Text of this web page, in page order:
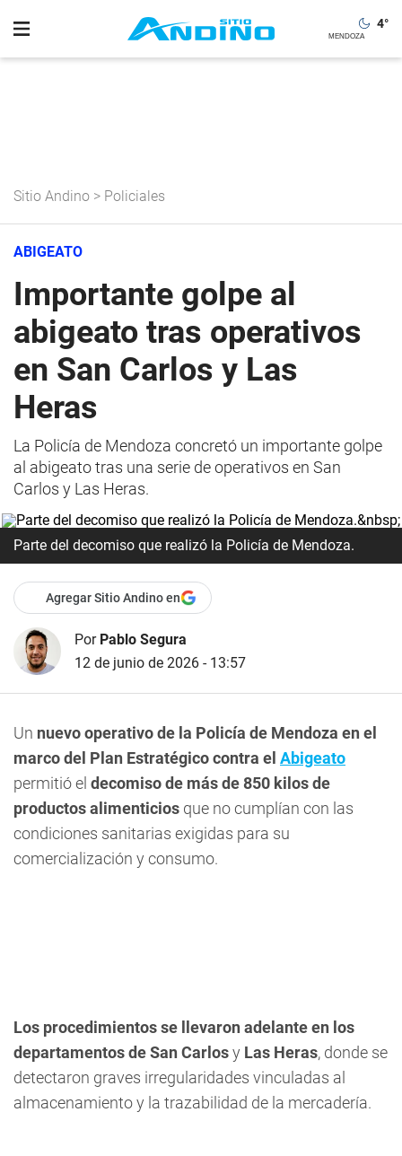
4°
Sitio Andino > Policiales
ABIGEATO
Importante golpe al
abigeato tras operativos
en San Carlos y Las
Heras
La Policía de Mendoza concretó un importante golpe
al abigeato tras una serie de operativos en San
Carlos y Las Heras.
Parte del decomiso que realizó la Policía de Mendoza.
Agregar Sitio Andino en
Por Pablo Segura
12 de junio de 2026 - 13:57
Un nuevo operativo de la Policía de Mendoza en el
marco del Plan Estratégico contra el Abigeato
permitió el decomiso de más de 850 kilos de
productos alimenticios que no cumplían con las
condiciones sanitarias exigidas para su
comercialización y consumo.
Los procedimientos se llevaron adelante en los
departamentos de San Carlosy Las Heras, donde se
detectaron graves irregularidades vinculadas al
almacenamiento y la trazabilidad de la mercadería.